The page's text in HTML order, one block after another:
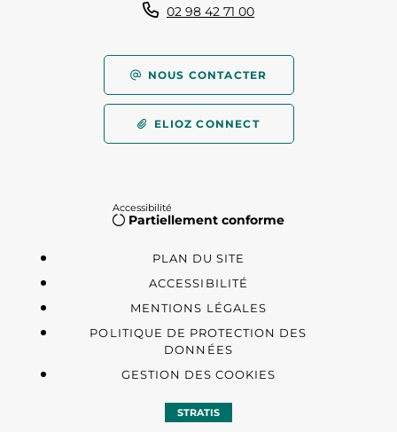
02 98 42 71 00
NOUS CONTACTER
ELIOZ CONNECT
Accessibilité
Partiellement conforme
PLAN DU SITE
ACCESSIBILITÉ
MENTIONS LÉGALES
POLITIQUE DE PROTECTION DES
DONNÉES
GESTION DES COOKIES
STRATIS